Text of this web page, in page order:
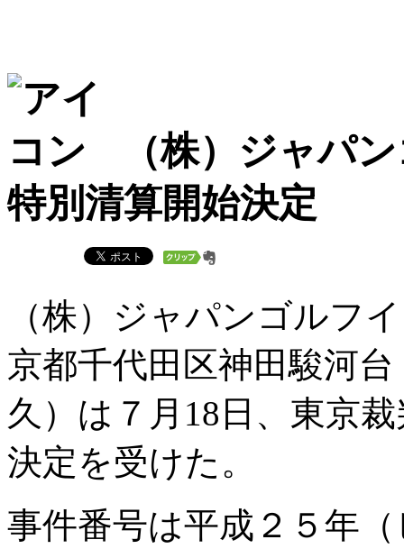
（株）ジャパ
特別清算開始決定
（株）ジャパンゴルフ
京都千代田区神田駿河
久）は７月18日、東京
決定を受けた。
事件番号は平成２５年